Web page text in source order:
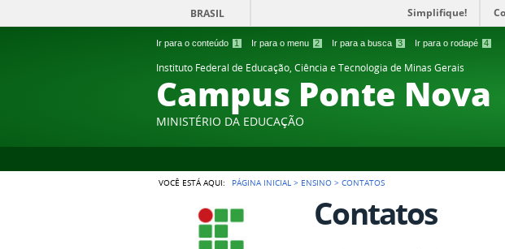
Ir para o conteúdo 1 Ir para o menu 2 Ir para a busca 3 Ir para o rodapé 4
BRASIL Simplifique!
Instituto Federal de Educação, Ciência e Tecnologia de Minas Gerais
Campus Ponte Nova
MINISTÉRIO DA EDUCAÇÃO
VOCÊ ESTÁ AQUI: PÁGINA INICIAL > ENSINO >CONTATOS
Contatos